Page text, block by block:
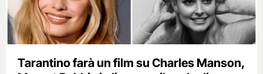
Tarantino farà un film su Charles Manson,